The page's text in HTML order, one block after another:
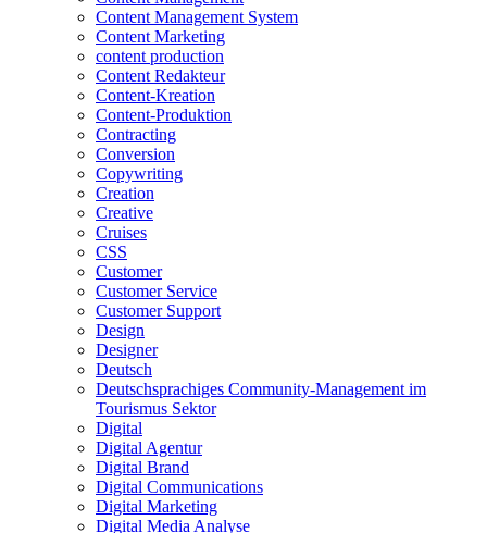
Content Management System
Content Marketing
content production
Content Redakteur
Content-Kreation
Content-Produktion
Contracting
Conversion
Copywriting
Creation
Creative
Cruises
CSS
Customer
Customer Service
Customer Support
Design
Designer
Deutsch
Deutschsprachiges Community-Management im
Tourismus Sektor
Digital
Digital Agentur
Digital Brand
Digital Communications
Digital Marketing
Digital Media Analyse